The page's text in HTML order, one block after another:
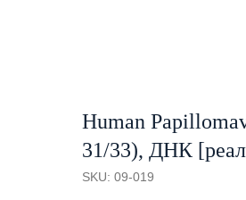
Human
31/33), ДНК
SKU: 09-019